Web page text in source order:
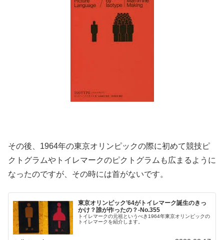
その後、1964年の東京オリンピックの際に初めて競技ピ
クトグラムやトイレマークのピクトグラムも広まるように
なったのですが、その時には首がないです。
東京オリンピック’64がトイレマーク誕生のきっ
かけ？誰が作ったの？‐No.355
トイレマークの元祖というべき1964年東京オリンピックの
トイレマークを紹介します。